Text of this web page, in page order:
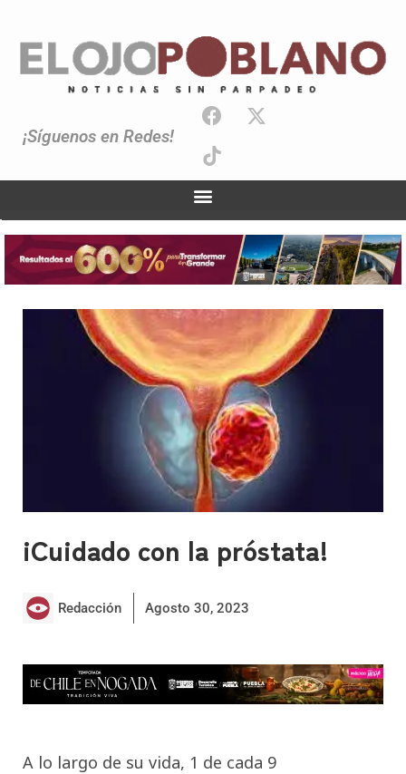
¡Síguenos en Redes!
¡Cuidado con la próstata!
Redacción Agosto 30, 2023
A lo largo de su vida, 1 de cada 9